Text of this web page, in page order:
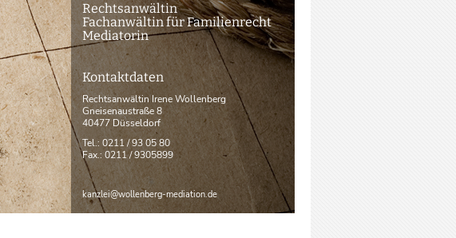
Rechtsanwältin
Fachanwältin für Familienrecht
Mediatorin
Kontaktdaten
Rechtsanwältin Irene Wollenberg
Gneisenaustraße 8
40477 Düsseldorf
Tel.: 0211 / 93 05 80
Fax.: 0211 / 9305899
kanzlei@wollenberg-mediation.de